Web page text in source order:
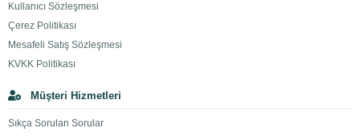
Kullanıcı Sözleşmesi
Çerez Politikası
Mesafeli Satış Sözleşmesi
KVKK Politikası
Müşteri Hizmetleri
Sıkça Sorulan Sorular